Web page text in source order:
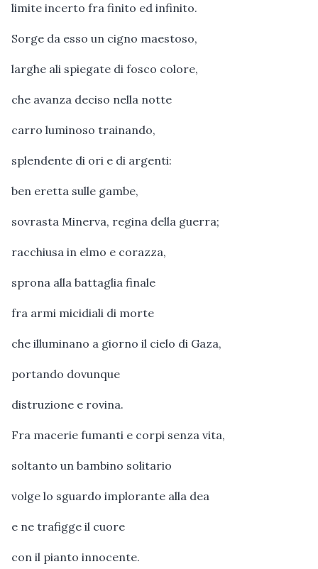
limite incerto fra finito ed infinito.
Sorge da esso un cigno maestoso,
larghe ali spiegate di fosco colore,
che avanza deciso nella notte
carro luminoso trainando,
splendente di ori e di argenti:
ben eretta sulle gambe,
sovrasta Minerva, regina della guerra;
racchiusa in elmo e corazza,
sprona alla battaglia finale
fra armi micidiali di morte
che illuminano a giorno il cielo di Gaza,
portando dovunque
distruzione e rovina.
Fra macerie fumanti e corpi senza vita,
soltanto un bambino solitario
volge lo sguardo implorante alla dea
e ne trafigge il cuore
con il pianto innocente.